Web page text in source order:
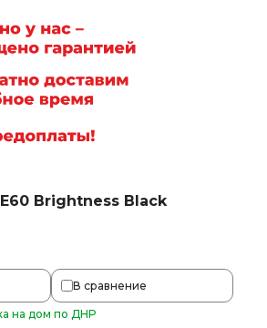
Brightness Black
В сравнение
на дом по ДНР